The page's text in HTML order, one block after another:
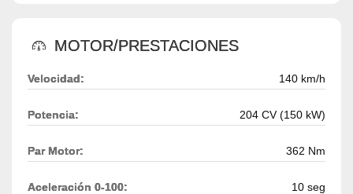
MOTOR/PRESTACIONES
Velocidad: 140 km/h
Potencia: 204 CV (150 kW)
Par Motor: 362 Nm
Aceleración 0-100: 10 seg